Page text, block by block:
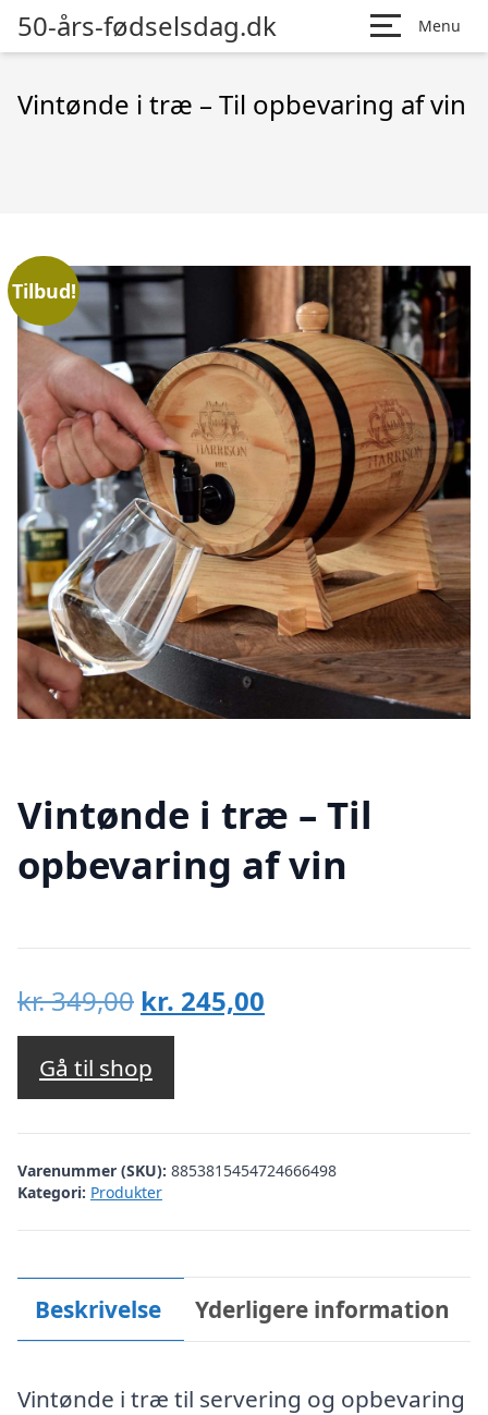
50-års-fødselsdag.dk Menu
Vintønde i træ – Til opbevaring af vin
Tilbud!
Vintønde i træ – Til
opbevaring af vin
kr.349,00 Den
oprindelige
pris
var:
kr. 349,00.
kr. 245,00
kr. 245,00.
Gå til shop
Varenummer (SKU): 8853815454724666498
Kategori: Produkter
Beskrivelse Yderligere information
Vintønde i træ til servering og opbevaring